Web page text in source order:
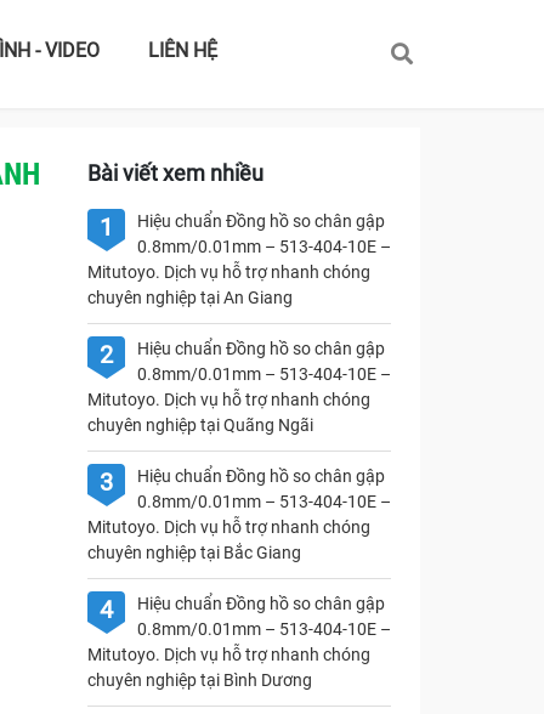
- VIDEO LIÊN HỆ
Bài viết xem nhiều
1
Hiệu chuẩn Đồng hồ so chân gập
0.8mm/0.01mm – 513-404-10E –
Mitutoyo. Dịch vụ hỗ trợ nhanh chóng
chuyên nghiệp tại An Giang
2
Hiệu chuẩn Đồng hồ so chân gập
0.8mm/0.01mm – 513-404-10E –
Mitutoyo. Dịch vụ hỗ trợ nhanh chóng
chuyên nghiệp tại Quãng Ngãi
3
Hiệu chuẩn Đồng hồ so chân gập
0.8mm/0.01mm – 513-404-10E –
Mitutoyo. Dịch vụ hỗ trợ nhanh chóng
chuyên nghiệp tại Bắc Giang
4
Hiệu chuẩn Đồng hồ so chân gập
0.8mm/0.01mm – 513-404-10E –
Mitutoyo. Dịch vụ hỗ trợ nhanh chóng
chuyên nghiệp tại Bình Dương